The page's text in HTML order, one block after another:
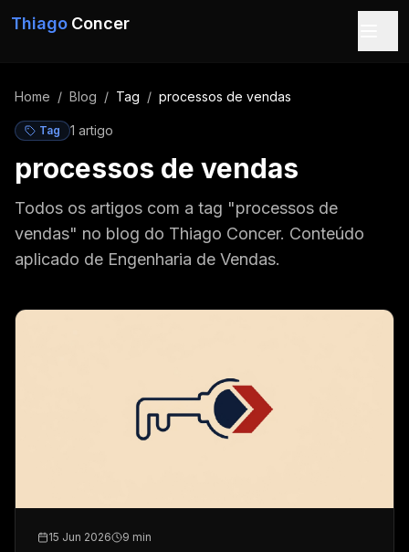
Thiago Concer
Home / Blog / Tag / processos de vendas
Tag 1 artigo
processos de vendas
Todos os artigos com a tag "processos de
vendas" no blog do Thiago Concer. Conteúdo
aplicado de Engenharia de Vendas.
15 Jun 2026 9 min